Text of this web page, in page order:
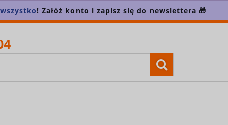
! Załóż konto i zapisz się do newslettera 🎁